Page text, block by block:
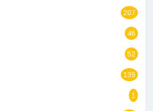
207
46
52
139
1